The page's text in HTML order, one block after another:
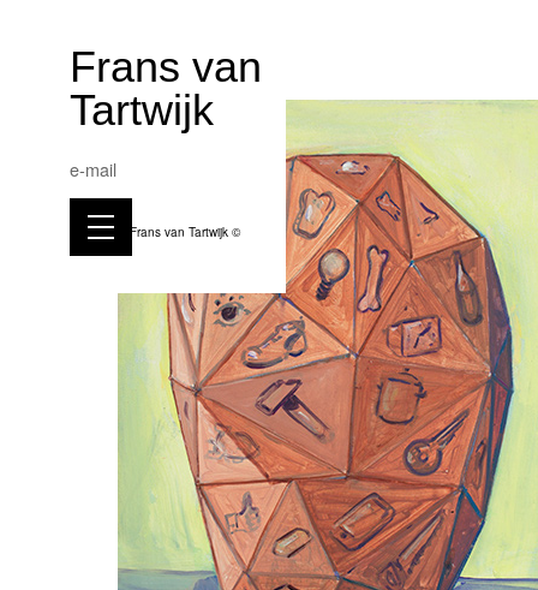
Frans van
Tartwijk
e-mail
Frans van Tartwijk ©